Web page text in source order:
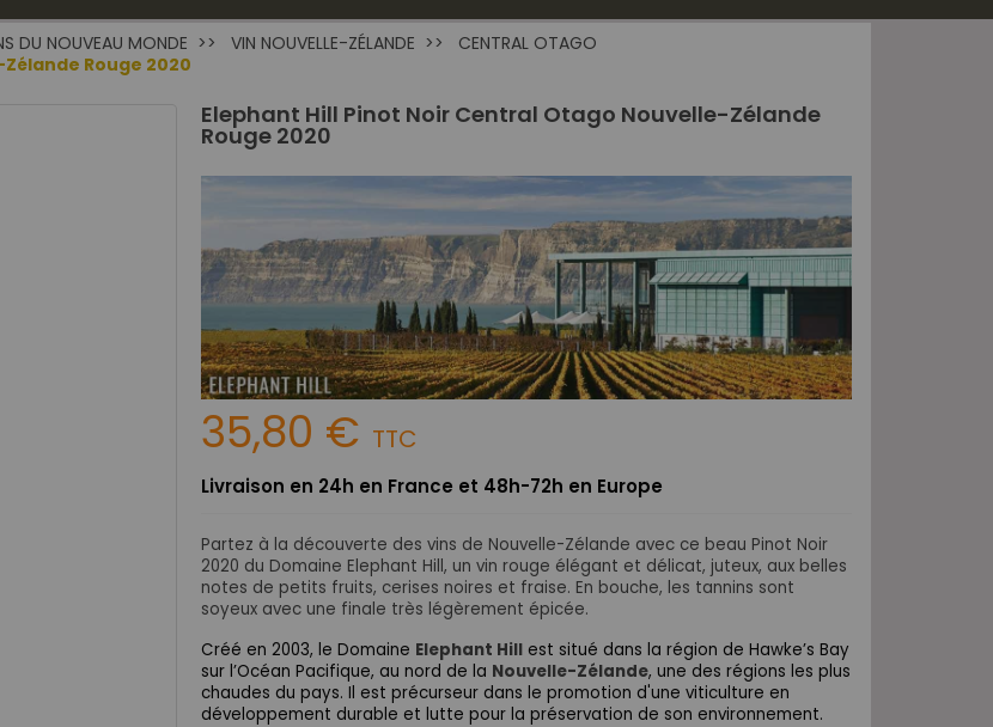
DU NOUVEAU MONDE VIN NOUVELLE-ZÉLANDE
CENTRAL OTAGO
Rouge 2020
Elephant Hill Pinot Noir Central Otago Nouvelle-Zélande
Rouge 2020
35,80 € TTC
Livraison en 24h en France et 48h-72h en Europe
Partez à la découverte des vins de Nouvelle-Zélande avec ce beau Pinot Noir
2020 du Domaine Elephant Hill, un vin rouge élégant et délicat, juteux, aux belles
notes de petits fruits, cerises noires et fraise. En bouche, les tannins sont
soyeux avec une finale très légèrement épicée.
Créé en 2003, le Domaine Elephant Hill est situé dans la région de Hawke’s Bay
sur l’Océan Pacifique, au nord de la Nouvelle-Zélande, une des régions les plus
chaudes du pays. Il est précurseur dans le promotion d'une viticulture en
développement durable et lutte pour la préservation de son environnement.